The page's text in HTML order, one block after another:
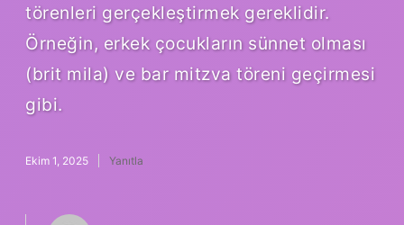
törenleri gerçekleştirmek gereklidir.
Örneğin, erkek çocukların sünnet olması
(brit mila) ve bar mitzva töreni geçirmesi
gibi.
Ekim 1, 2025 Yanıtla